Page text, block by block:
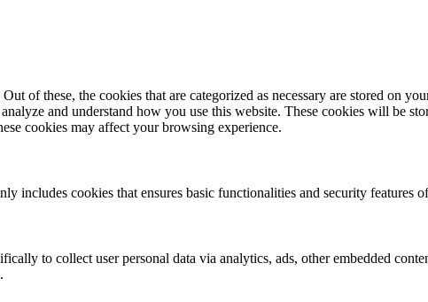
of these, the cookies that are categorized as necessary are stored on
and understand how you use this website. These cookies will be
cookies may affect your browsing experience.
includes cookies that ensures basic functionalities and security features
to collect user personal data via analytics, ads, other embedded